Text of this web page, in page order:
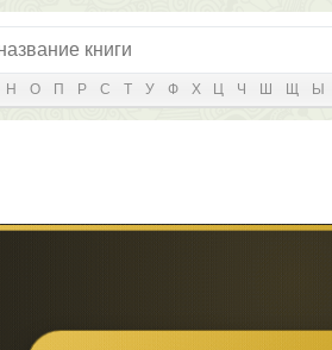
Н О П Р С Т У Ф Х Ц Ч Ш Щ Ы